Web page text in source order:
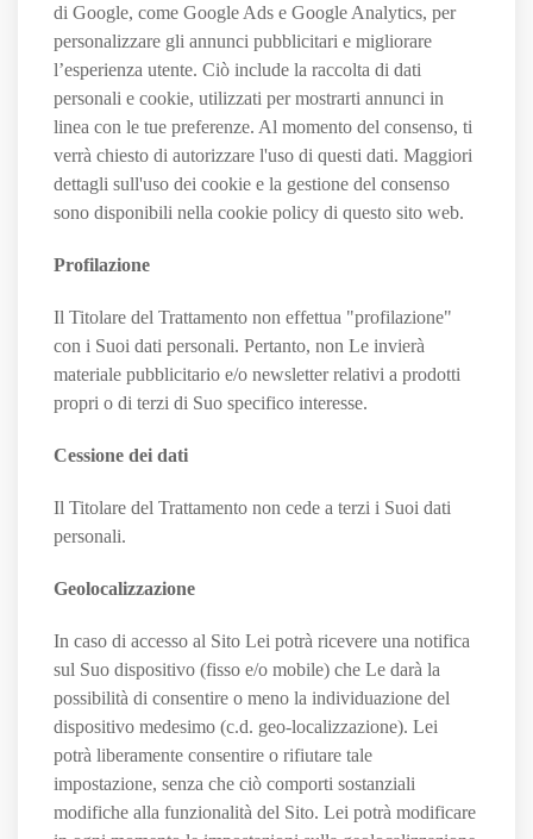
di Google, come Google Ads e Google Analytics, per
personalizzare gli annunci pubblicitari e migliorare
l’esperienza utente. Ciò include la raccolta di dati
personali e cookie, utilizzati per mostrarti annunci in
linea con le tue preferenze. Al momento del consenso, ti
verrà chiesto di autorizzare l'uso di questi dati. Maggiori
dettagli sull'uso dei cookie e la gestione del consenso
sono disponibili nella cookie policy di questo sito web.
Profilazione
Il Titolare del Trattamento non effettua "profilazione"
con i Suoi dati personali. Pertanto, non Le invierà
materiale pubblicitario e/o newsletter relativi a prodotti
propri o di terzi di Suo specifico interesse.
Cessione dei dati
Il Titolare del Trattamento non cede a terzi i Suoi dati
personali.
Geolocalizzazione
In caso di accesso al Sito Lei potrà ricevere una notifica
sul Suo dispositivo (fisso e/o mobile) che Le darà la
possibilità di consentire o meno la individuazione del
dispositivo medesimo (c.d. geo-localizzazione). Lei
potrà liberamente consentire o rifiutare tale
impostazione, senza che ciò comporti sostanziali
modifiche alla funzionalità del Sito. Lei potrà modificare